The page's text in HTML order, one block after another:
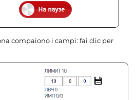
compaiono i campi: fai clic per